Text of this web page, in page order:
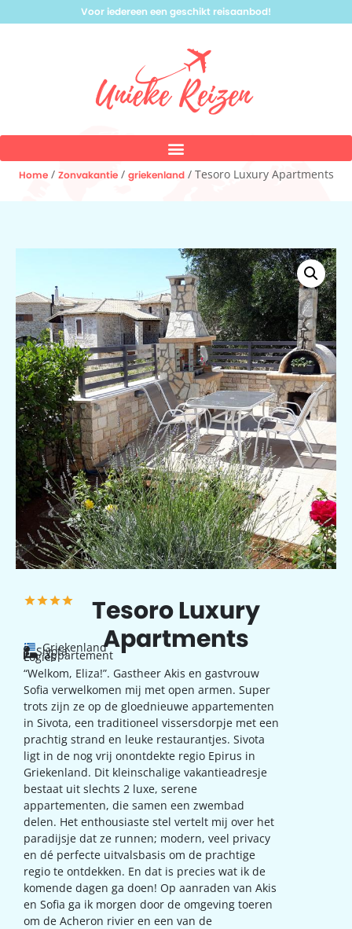
Voor iedereen een geschikt reisaanbod!
Home/ Zonvakantie/ griekenland/ Tesoro Luxury Apartments
Tesoro Luxury
Apartments
Griekenland
Sivota
appartement
Logies
“Welkom, Eliza!”. Gastheer Akis en gastvrouw
Sofia verwelkomen mij met open armen. Super
trots zijn ze op de gloednieuwe appartementen
in Sivota, een traditioneel vissersdorpje met een
prachtig strand en leuke restaurantjes. Sivota
ligt in de nog vrij onontdekte regio Epirus in
Griekenland. Dit kleinschalige vakantieadresje
bestaat uit slechts 2 luxe, serene
appartementen, die samen een zwembad
delen. Het enthousiaste stel vertelt mij over het
paradijsje dat ze runnen; modern, veel privacy
en dé perfecte uitvalsbasis om de prachtige
regio te ontdekken. En dat is precies wat ik de
komende dagen ga doen! Op aanraden van Akis
en Sofia ga ik morgen door de omgeving toeren
om de Acheron rivier en een van de